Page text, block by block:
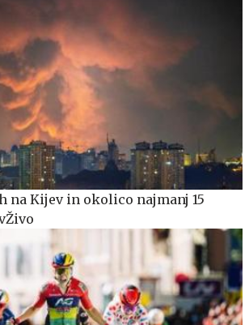
na Kijev in okolico najmanj 15